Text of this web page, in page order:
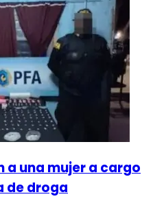
a una mujer a cargo
de droga